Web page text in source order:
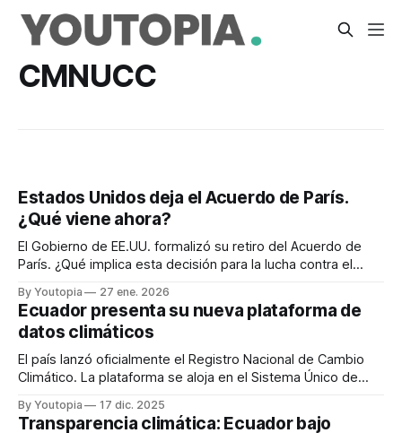
CMNUCC
Estados Unidos deja el Acuerdo de París.
¿Qué viene ahora?
El Gobierno de EE.UU. formalizó su retiro del Acuerdo de
París. ¿Qué implica esta decisión para la lucha contra el
By Youtopia 27 ene. 2026
Ecuador presenta su nueva plataforma de
datos climáticos
El país lanzó oficialmente el Registro Nacional de Cambio
Climático. La plataforma se aloja en el Sistema Único de
By Youtopia 17 dic. 2025
Transparencia climática: Ecuador bajo